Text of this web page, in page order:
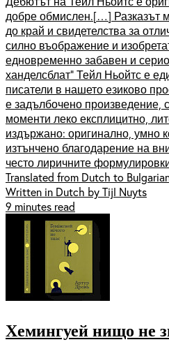
добре обмислен.[…] Разказът
до край и свидетелства за
силно въображение и
едновременно забавен и
ханделсблат” Тейл Ньойтс е
писатели в нашето езиково
е задълбочено произведение,
моменти леко експлицитно,
издържано: оригинално, умно
изтънчено благодарение на
често лиричните
Translated from Dutch to
Written in Dutch by Tijl Nuyts
9 minutes read
Хемингуей нищо не